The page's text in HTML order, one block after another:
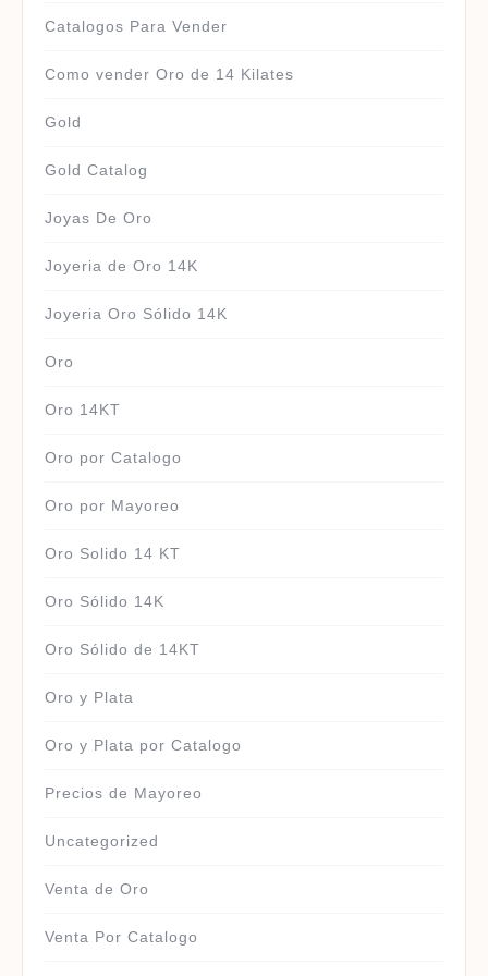
Catalogos Para Vender
Como vender Oro de 14 Kilates
Gold
Gold Catalog
Joyas De Oro
Joyeria de Oro 14K
Joyeria Oro Sólido 14K
Oro
Oro 14KT
Oro por Catalogo
Oro por Mayoreo
Oro Solido 14 KT
Oro Sólido 14K
Oro Sólido de 14KT
Oro y Plata
Oro y Plata por Catalogo
Precios de Mayoreo
Uncategorized
Venta de Oro
Venta Por Catalogo